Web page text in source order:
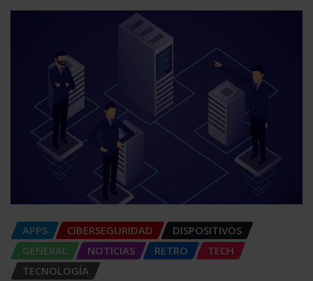
APPS CIBERSEGURIDAD
DISPOSITIVOS
GENERAL
NOTICIAS RETRO
TECH
TECNOLOGÍA